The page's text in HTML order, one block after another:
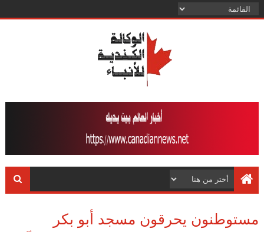
مستوطنون يحرقون مسجد أبو بكر